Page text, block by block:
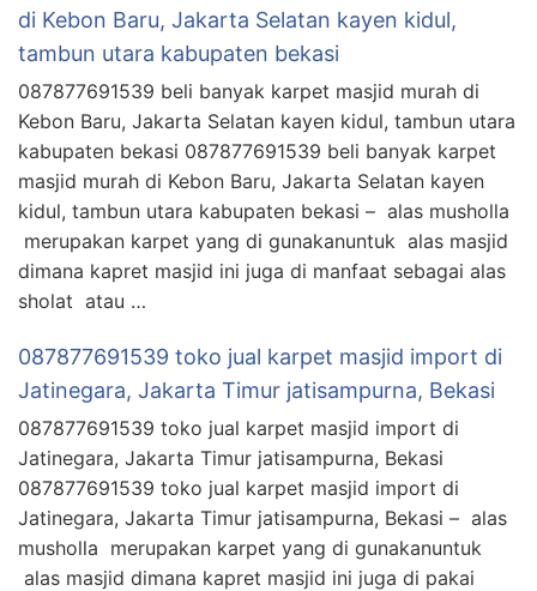
di Kebon Baru, Jakarta Selatan kayen kidul,
tambun utara kabupaten bekasi
087877691539 beli banyak karpet masjid murah di
Kebon Baru, Jakarta Selatan kayen kidul, tambun utara
kabupaten bekasi 087877691539 beli banyak karpet
masjid murah di Kebon Baru, Jakarta Selatan kayen
kidul, tambun utara kabupaten bekasi – alas musholla
merupakan karpet yang di gunakanuntuk alas masjid
dimana kapret masjid ini juga di manfaat sebagai alas
sholat atau …
087877691539 toko jual karpet masjid import di
Jatinegara, Jakarta Timur jatisampurna, Bekasi
087877691539 toko jual karpet masjid import di
Jatinegara, Jakarta Timur jatisampurna, Bekasi
087877691539 toko jual karpet masjid import di
Jatinegara, Jakarta Timur jatisampurna, Bekasi – alas
musholla merupakan karpet yang di gunakanuntuk
alas masjid dimana kapret masjid ini juga di pakai